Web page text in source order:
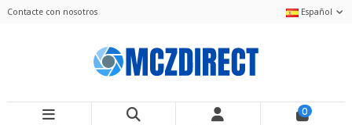
Contacte con nosotros Español
0